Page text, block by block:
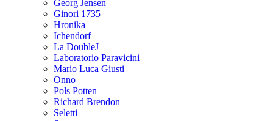
Georg Jensen
Ginori 1735
Hronika
Ichendorf
La DoubleJ
Laboratorio Paravicini
Mario Luca Giusti
Onno
Pols Potten
Richard Brendon
Seletti